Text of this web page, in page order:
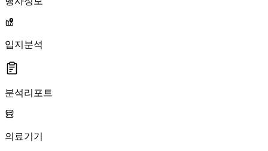
입지분석
분석리포트
의료기기